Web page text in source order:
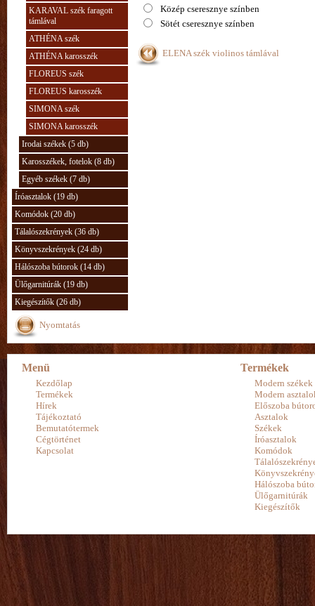
KARAVAL szék faragott
támlával
ATHÉNA szék
ATHÉNA karosszék
FLOREUS szék
FLOREUS karosszék
SIMONA szék
SIMONA karosszék
Irodai székek (5 db)
Karosszékek, fotelok (8 db)
Egyéb székek (7 db)
Íróasztalok (19 db)
Komódok (20 db)
Tálalószekrények (36 db)
Könyvszekrények (24 db)
Hálószoba bútorok (14 db)
Ülőgarnitúrák (19 db)
Kiegészítők (26 db)
Nyomtatás
Közép cseresznye színben
Sötét cseresznye színben
ELENA szék violinos támlával
Menü
Kezdőlap
Termékek
Hírek
Tájékoztató
Bemutatótermek
Cégtörténet
Kapcsolat
Termékek
Modern székek
Modern
Előszoba
Asztalok
Székek
Íróasztalok
Komódok
Hálószoba
Ülőgarnitúrák
Kiegészítők